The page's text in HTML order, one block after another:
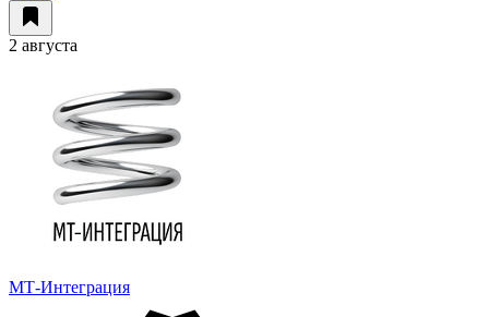
2 августа
МТ-Интеграция